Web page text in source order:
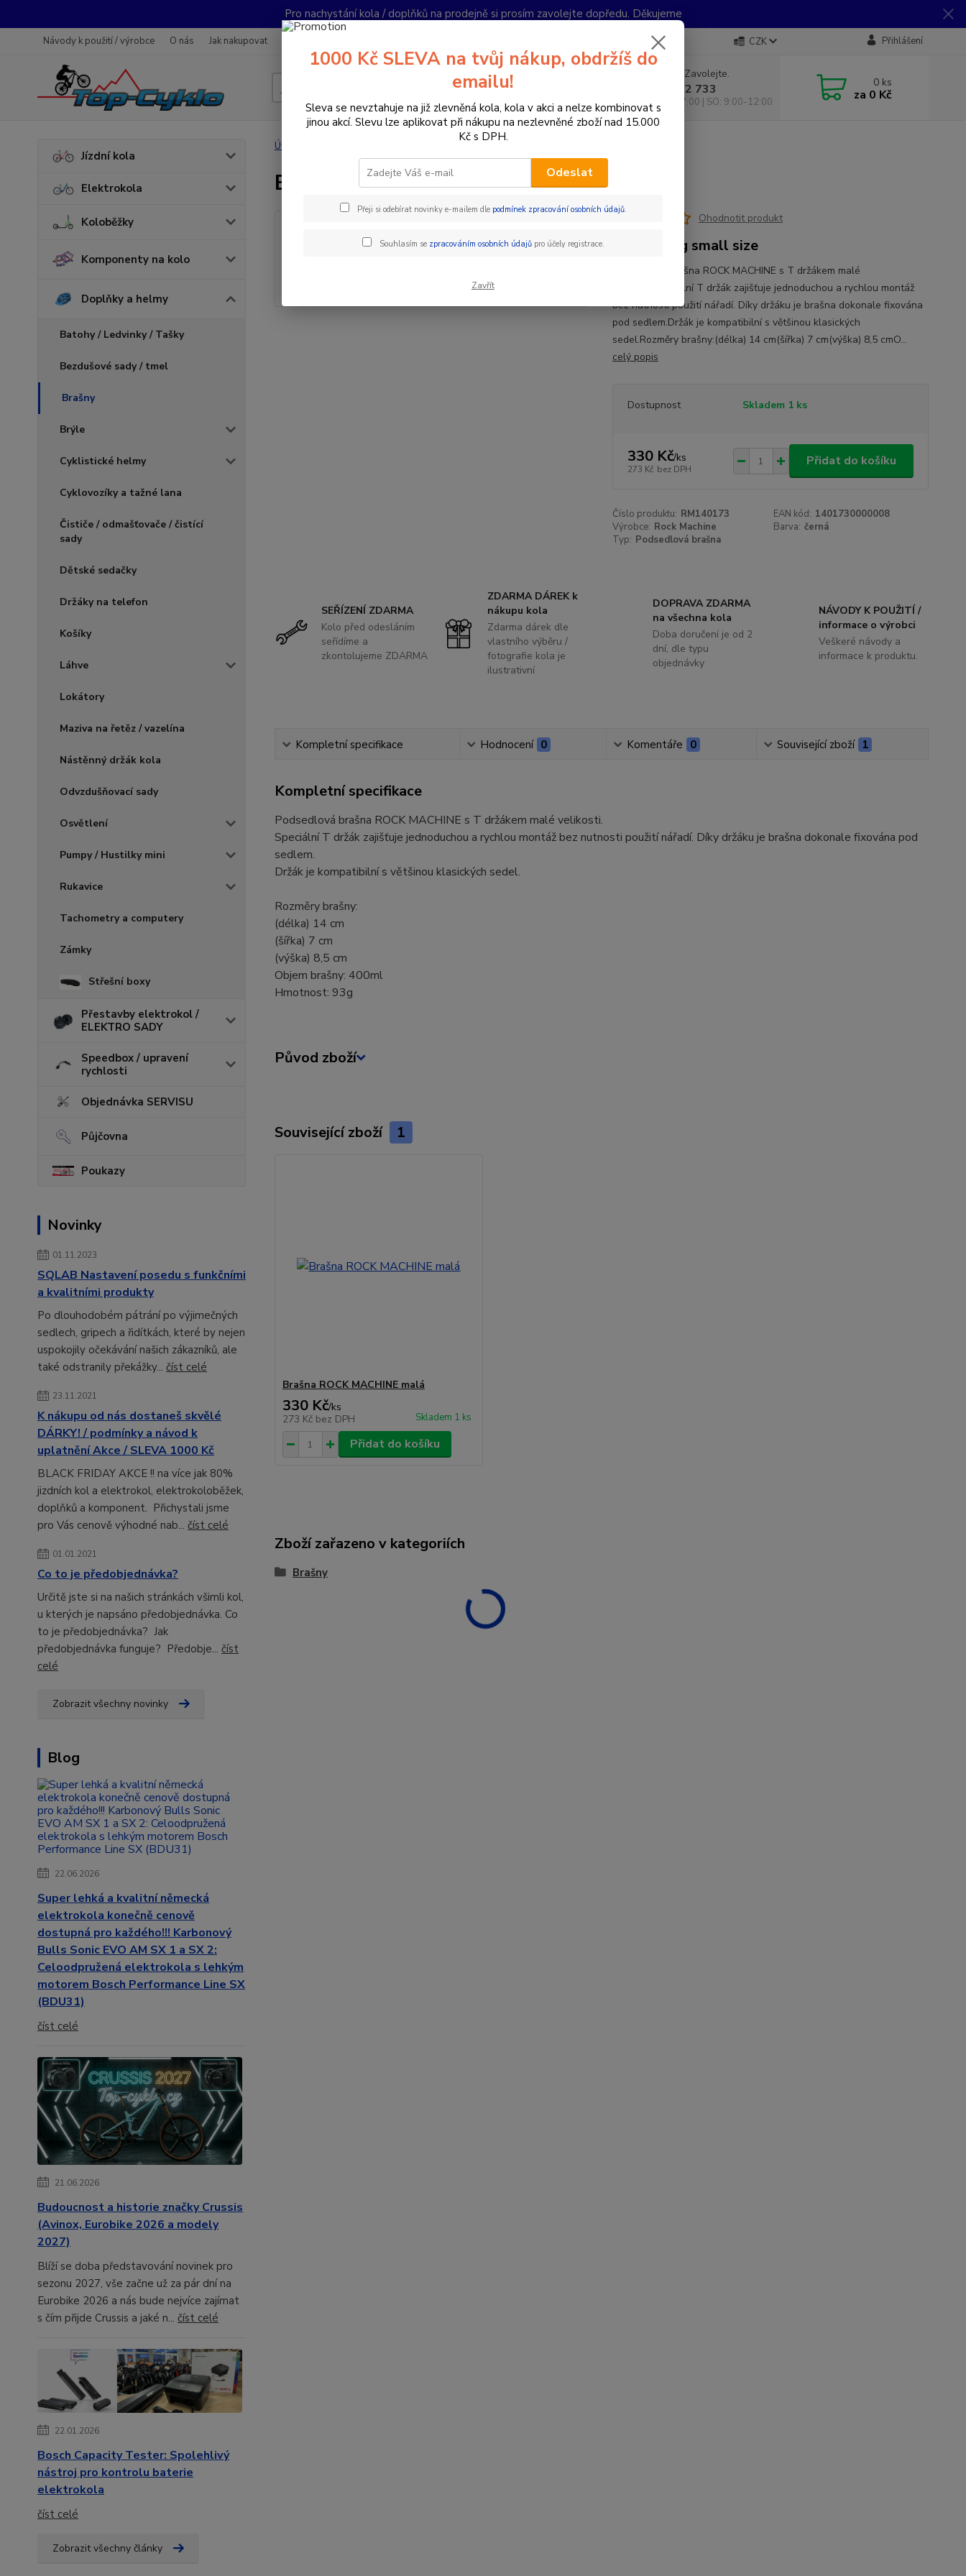
Pro nachystání kola / doplňků na prodejně si prosím zavolejte dopředu. Děkujeme
Návody k použití / výrobce O nás Jak nakupovat CZK Přihlášení
Hledat
Nevíte si rady? Zavolejte.
+420 733 792 733
PO-PÁ 10:00-17:00 | SO: 9:00-12:00
0 ks
za 0 Kč
Jízdní kola
Elektrokola
Koloběžky
Komponenty na kolo
Doplňky a helmy
Batohy / Ledvinky / Tašky
Bezdušové sady / tmel
Brašny
Brýle
Cyklistické helmy
Cyklovozíky a tažné lana
Čističe / odmašťovače / čistící
sady
Dětské sedačky
Držáky na telefon
Košíky
Láhve
Lokátory
Maziva na řetěz / vazelína
Nástěnný držák kola
Odvzdušňovací sady
Osvětlení
Pumpy / Hustilky mini
Rukavice
Tachometry a computery
Zámky
Střešní boxy
Přestavby elektrokol /
ELEKTRO SADY
Speedbox / upravení
rychlosti
Objednávka SERVISU
Půjčovna
Poukazy
Novinky
01.11.2023
SQLAB Nastavení posedu s funkčními
a kvalitními produkty
Po dlouhodobém pátrání po výjimečných
sedlech, gripech a řidítkách, které by nejen
uspokojily očekávání našich zákazníků, ale
také odstranily překážky... číst celé
23.11.2021
K nákupu od nás dostaneš skvělé
DÁRKY! / podmínky a návod k
uplatnění Akce / SLEVA 1000 Kč
BLACK FRIDAY AKCE !! na více jak 80%
jizdních kol a elektrokol, elektrokoloběžek,
doplňků a komponent. Přichystali jsme
pro Vás cenově výhodné nab... číst celé
01.01.2021
Co to je předobjednávka?
Určitě jste si na našich stránkách všimli kol,
u kterých je napsáno předobjednávka. Co
to je předobjednávka? Jak
předobjednávka funguje? Předobje... číst
celé
Zobrazit všechny novinky
Blog
22.06.2026
Super lehká a kvalitní německá
elektrokola konečně cenově
dostupná pro každého!!! Karbonový
Bulls Sonic EVO AM SX 1 a SX 2:
Celoodpružená elektrokola s lehkým
motorem Bosch Performance Line SX
(BDU31)
číst celé
21.06.2026
Budoucnost a historie značky Crussis
(Avinox, Eurobike 2026 a modely
2027)
Blíží se doba představování novinek pro
sezonu 2027, vše začne už za pár dní na
Eurobike 2026 a nás bude nejvíce zajímat
s čím přijde Crussis a jaké n... číst celé
22.01.2026
Bosch Capacity Tester: Spolehlivý
nástroj pro kontrolu baterie
elektrokola
číst celé
Zobrazit všechny články
Úvod
Brašna ROCK MACHINE malá
Ohodnotit produkt
Saddle bag small size
Podsedlová brašna ROCK MACHINE s T držákem malé
velikosti.Speciální T držák zajišťuje jednoduchou a rychlou montáž
bez nutnosti použití nářadí. Díky držáku je brašna dokonale fixována
pod sedlem.Držák je kompatibilní s většinou klasických
sedel.Rozměry brašny:(délka) 14 cm(šířka) 7 cm(výška) 8,5 cmO...
celý popis
Dostupnost Skladem 1 ks
330 Kč/ks
273 Kč bez DPH
Přidat do košíku
Číslo produktu: RM140173 EAN kód: 1401730000008
Výrobce: Rock Machine Barva: černá
Typ: Podsedlová brašna
SEŘÍZENÍ ZDARMA
Kolo před odesláním
seřídíme a
zkontolujeme ZDARMA
ZDARMA DÁREK k
nákupu kola
Zdarma dárek dle
vlastního výběru /
fotografie kola je
ilustrativní
DOPRAVA ZDARMA
na všechna kola
Doba doručení je od 2
dní, dle typu
objednávky
NÁVODY K POUŽITÍ /
informace o výrobci
Veškeré návody a
informace k produktu.
Kompletní specifikace Hodnocení 0 Komentáře 0 Související zboží 1
Kompletní specifikace
Podsedlová brašna ROCK MACHINE s T držákem malé velikosti.
Speciální T držák zajišťuje jednoduchou a rychlou montáž bez nutnosti použití nářadí. Díky držáku je brašna dokonale fixována pod
sedlem.
Držák je kompatibilní s většinou klasických sedel.
Rozměry brašny:
(délka) 14 cm
(šířka) 7 cm
(výška) 8,5 cm
Objem brašny: 400ml
Hmotnost: 93g
Původ zboží
Související zboží 1
Brašna ROCK MACHINE malá
330 Kč/ks
273 Kč bez DPH Skladem 1 ks
Přidat do košíku
Zboží zařazeno v kategoriích
Brašny
1000 Kč SLEVA na tvůj nákup, obdržíš do
emailu!
Sleva se nevztahuje na již zlevněná kola, kola v akci a nelze kombinovat s
jinou akcí. Slevu lze aplikovat při nákupu na nezlevněné zboží nad 15.000
Kč s DPH.
Odeslat
Přeji si odebírat novinky e-mailem dle podmínek zpracování osobních údajů.
Souhlasím se zpracováním osobních údajůpro účely registrace.
Zavřít